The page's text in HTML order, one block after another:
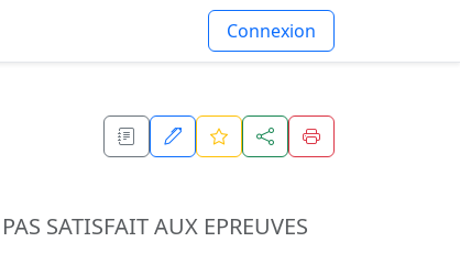
Connexion
SATISFAIT AUX EPREUVES